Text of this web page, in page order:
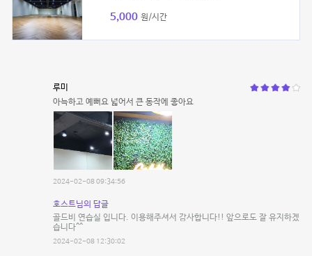
5,000 원/시간
루미
아늑하고 예뻐요 넓어서 큰 동작에 좋아요
2024-02-08 09:34:56
호스트님의 답글
골드비 연습실 입니다. 이용해주셔서 감사합니다!! 앞으로도 잘 유지하겠
습니다^^
2024-02-08 12:30:02